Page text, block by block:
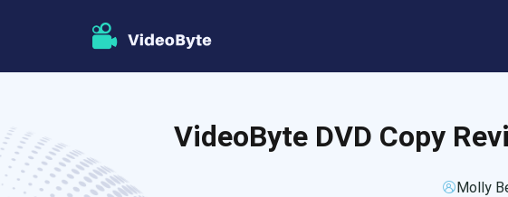
VideoByte DVD Copy
Molly